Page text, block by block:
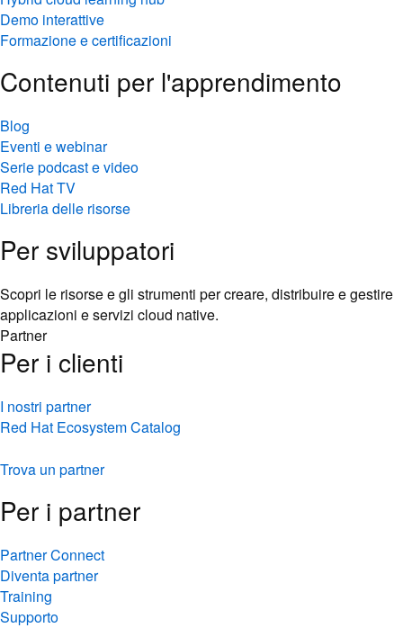
Demo interattive
Formazione e certificazioni
Contenuti per l'apprendimento
Blog
Eventi e webinar
Serie podcast e video
Red Hat TV
Libreria delle risorse
Per sviluppatori
Scopri le risorse e gli strumenti per creare, distribuire e gestire
applicazioni e servizi cloud native.
Partner
Per i clienti
I nostri partner
Red Hat Ecosystem Catalog
Trova un partner
Per i partner
Partner Connect
Diventa partner
Training
Supporto